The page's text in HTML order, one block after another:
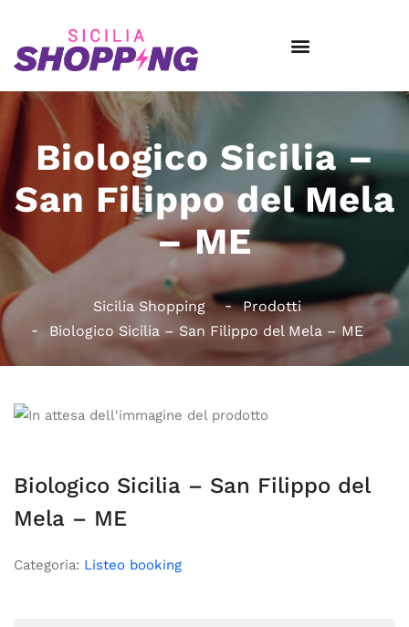
Biologico Sicilia –
San Filippo del Mela
– ME
Sicilia Shopping
Prodotti
Biologico Sicilia – San Filippo del Mela – ME
Biologico Sicilia – San Filippo del
Mela – ME
Categoria: Listeo booking